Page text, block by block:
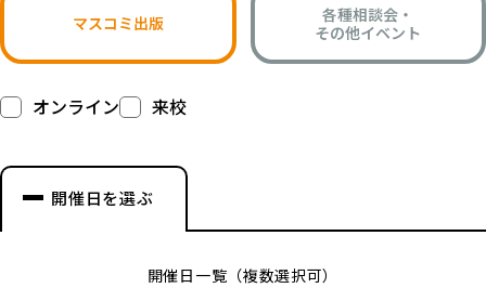
マスコミ出版
各種相談会・
その他イベント
オンライン 来校
開催日を選ぶ
開催日一覧（複数選択可）